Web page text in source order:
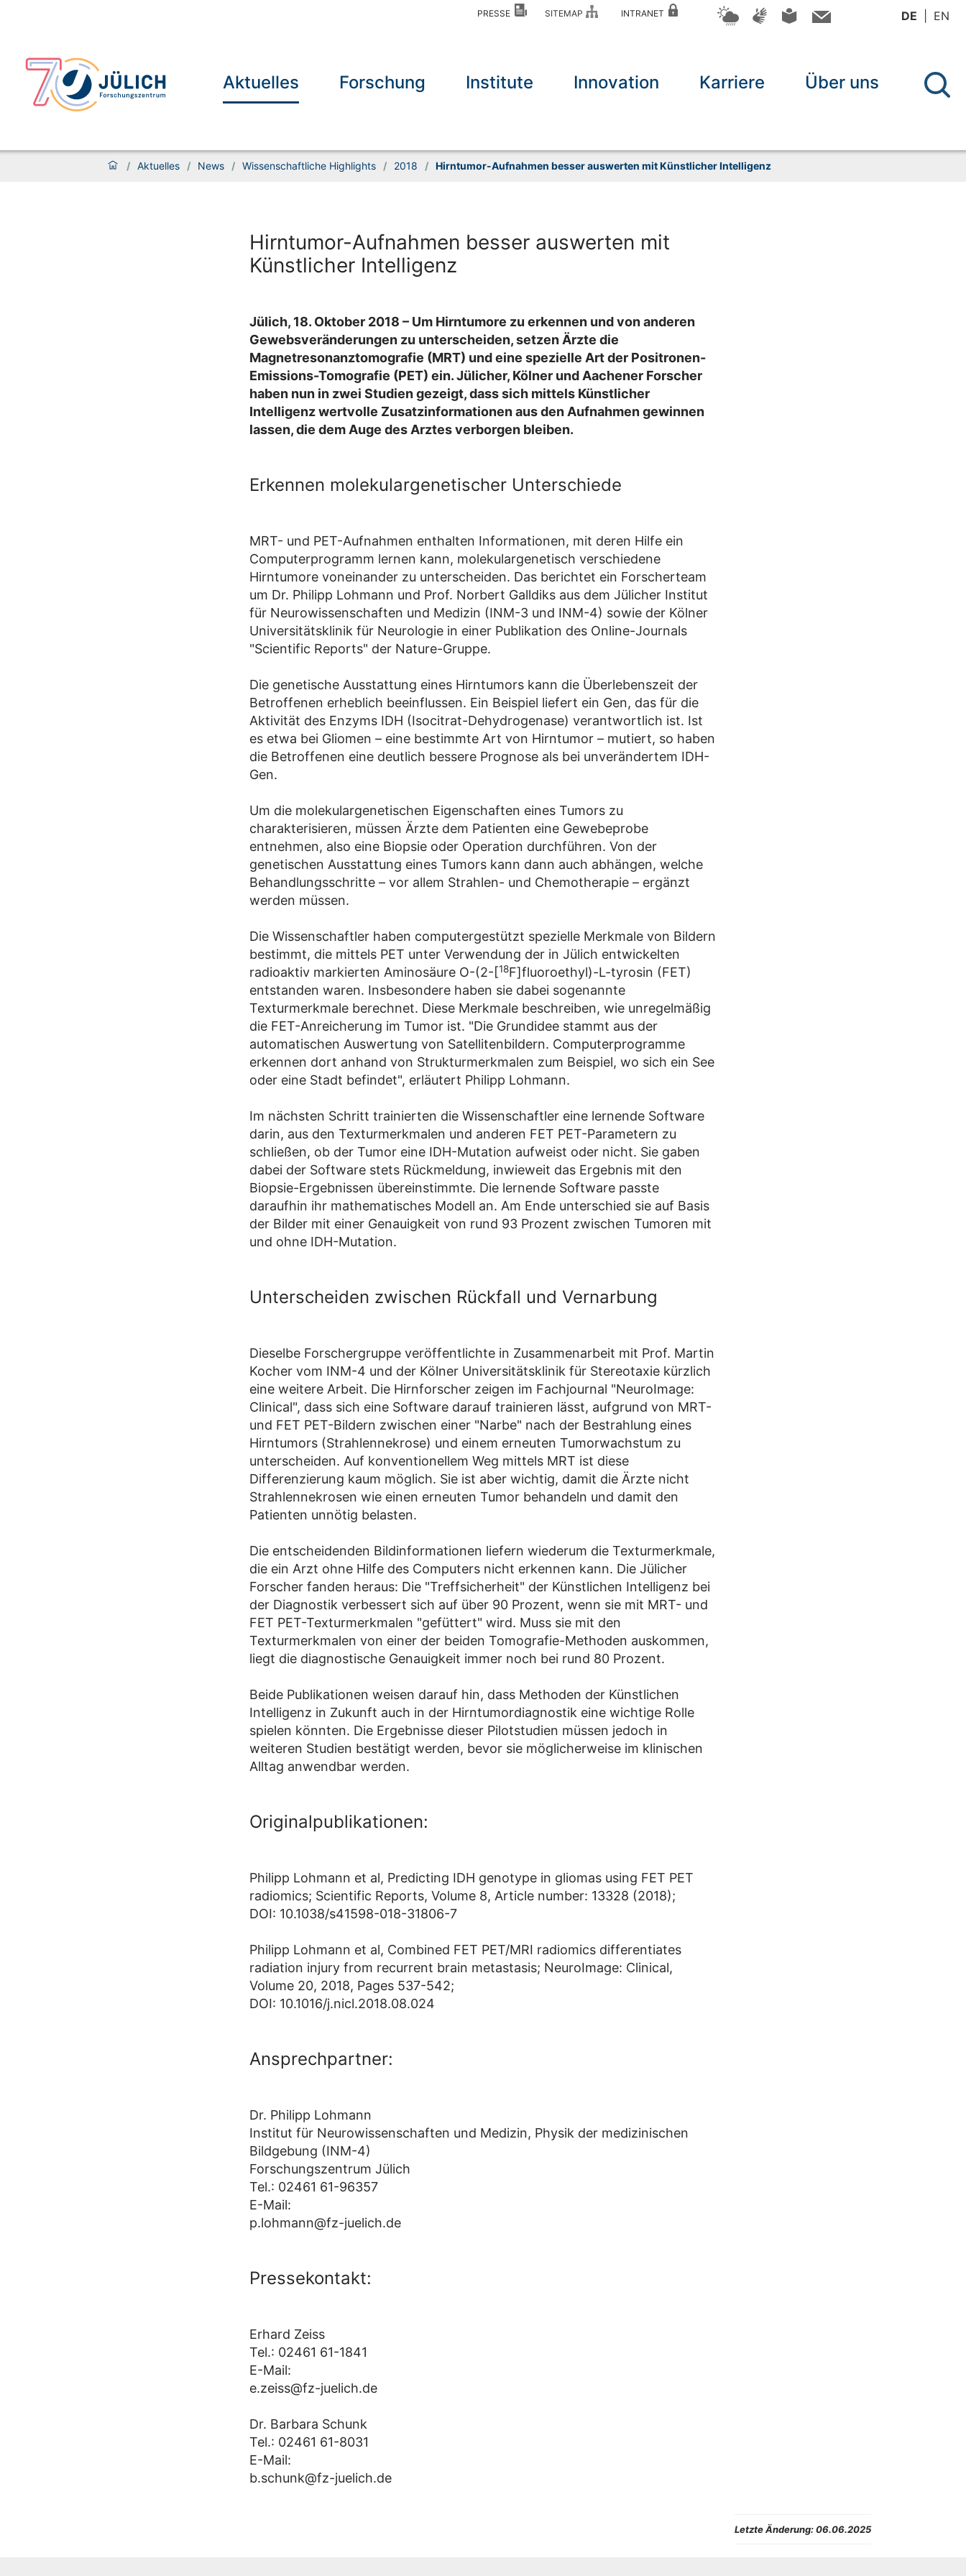
PRESSE SITEMAP INTRANET DE EN
Aktuelles Forschung Institute Innovation Karriere Über uns
/ Aktuelles / News / Wissenschaftliche Highlights / 2018 / Hirntumor-Aufnahmen besser auswerten mit Künstlicher Intelligenz
Hirntumor-Aufnahmen besser auswerten mit
Künstlicher Intelligenz
Jülich, 18. Oktober 2018 – Um Hirntumore zu erkennen und von anderen
Gewebsveränderungen zu unterscheiden, setzen Ärzte die
Magnetresonanztomografie (MRT) und eine spezielle Art der Positronen-
Emissions-Tomografie (PET) ein. Jülicher, Kölner und Aachener Forscher
haben nun in zwei Studien gezeigt, dass sich mittels Künstlicher
Intelligenz wertvolle Zusatzinformationen aus den Aufnahmen gewinnen
lassen, die dem Auge des Arztes verborgen bleiben.
Erkennen molekulargenetischer Unterschiede
MRT- und PET-Aufnahmen enthalten Informationen, mit deren Hilfe ein
Computerprogramm lernen kann, molekulargenetisch verschiedene
Hirntumore voneinander zu unterscheiden. Das berichtet ein Forscherteam
um Dr. Philipp Lohmann und Prof. Norbert Galldiks aus dem Jülicher Institut
für Neurowissenschaften und Medizin (INM-3 und INM-4) sowie der Kölner
Universitätsklinik für Neurologie in einer Publikation des Online-Journals
"Scientific Reports" der Nature-Gruppe.
Die genetische Ausstattung eines Hirntumors kann die Überlebenszeit der
Betroffenen erheblich beeinflussen. Ein Beispiel liefert ein Gen, das für die
Aktivität des Enzyms IDH (Isocitrat-Dehydrogenase) verantwortlich ist. Ist
es etwa bei Gliomen – eine bestimmte Art von Hirntumor – mutiert, so haben
die Betroffenen eine deutlich bessere Prognose als bei unverändertem IDH-
Gen.
Um die molekulargenetischen Eigenschaften eines Tumors zu
charakterisieren, müssen Ärzte dem Patienten eine Gewebeprobe
entnehmen, also eine Biopsie oder Operation durchführen. Von der
genetischen Ausstattung eines Tumors kann dann auch abhängen, welche
Behandlungsschritte – vor allem Strahlen- und Chemotherapie – ergänzt
werden müssen.
Die Wissenschaftler haben computergestützt spezielle Merkmale von Bildern
bestimmt, die mittels PET unter Verwendung der in Jülich entwickelten
radioaktiv markierten Aminosäure O-(2-[18F]fluoroethyl)-L-tyrosin (FET)
entstanden waren. Insbesondere haben sie dabei sogenannte
Texturmerkmale berechnet. Diese Merkmale beschreiben, wie unregelmäßig
die FET-Anreicherung im Tumor ist. "Die Grundidee stammt aus der
automatischen Auswertung von Satellitenbildern. Computerprogramme
erkennen dort anhand von Strukturmerkmalen zum Beispiel, wo sich ein See
oder eine Stadt befindet", erläutert Philipp Lohmann.
Im nächsten Schritt trainierten die Wissenschaftler eine lernende Software
darin, aus den Texturmerkmalen und anderen FET PET-Parametern zu
schließen, ob der Tumor eine IDH-Mutation aufweist oder nicht. Sie gaben
dabei der Software stets Rückmeldung, inwieweit das Ergebnis mit den
Biopsie-Ergebnissen übereinstimmte. Die lernende Software passte
daraufhin ihr mathematisches Modell an. Am Ende unterschied sie auf Basis
der Bilder mit einer Genauigkeit von rund 93 Prozent zwischen Tumoren mit
und ohne IDH-Mutation.
Unterscheiden zwischen Rückfall und Vernarbung
Dieselbe Forschergruppe veröffentlichte in Zusammenarbeit mit Prof. Martin
Kocher vom INM-4 und der Kölner Universitätsklinik für Stereotaxie kürzlich
eine weitere Arbeit. Die Hirnforscher zeigen im Fachjournal "NeuroImage:
Clinical", dass sich eine Software darauf trainieren lässt, aufgrund von MRT-
und FET PET-Bildern zwischen einer "Narbe" nach der Bestrahlung eines
Hirntumors (Strahlennekrose) und einem erneuten Tumorwachstum zu
unterscheiden. Auf konventionellem Weg mittels MRT ist diese
Differenzierung kaum möglich. Sie ist aber wichtig, damit die Ärzte nicht
Strahlennekrosen wie einen erneuten Tumor behandeln und damit den
Patienten unnötig belasten.
Die entscheidenden Bildinformationen liefern wiederum die Texturmerkmale,
die ein Arzt ohne Hilfe des Computers nicht erkennen kann. Die Jülicher
Forscher fanden heraus: Die "Treffsicherheit" der Künstlichen Intelligenz bei
der Diagnostik verbessert sich auf über 90 Prozent, wenn sie mit MRT- und
FET PET-Texturmerkmalen "gefüttert" wird. Muss sie mit den
Texturmerkmalen von einer der beiden Tomografie-Methoden auskommen,
liegt die diagnostische Genauigkeit immer noch bei rund 80 Prozent.
Beide Publikationen weisen darauf hin, dass Methoden der Künstlichen
Intelligenz in Zukunft auch in der Hirntumordiagnostik eine wichtige Rolle
spielen könnten. Die Ergebnisse dieser Pilotstudien müssen jedoch in
weiteren Studien bestätigt werden, bevor sie möglicherweise im klinischen
Alltag anwendbar werden.
Originalpublikationen:
Philipp Lohmann et al, Predicting IDH genotype in gliomas using FET PET
radiomics; Scientific Reports, Volume 8, Article number: 13328 (2018);
DOI: 10.1038/s41598-018-31806-7
Philipp Lohmann et al, Combined FET PET/MRI radiomics differentiates
radiation injury from recurrent brain metastasis; NeuroImage: Clinical,
Volume 20, 2018, Pages 537-542;
DOI: 10.1016/j.nicl.2018.08.024
Ansprechpartner:
Dr. Philipp Lohmann
Institut für Neurowissenschaften und Medizin, Physik der medizinischen
Bildgebung (INM-4)
Forschungszentrum Jülich
Tel.: 02461 61-96357
E-Mail:
p.lohmann@fz-juelich.de
Pressekontakt:
Erhard Zeiss
Tel.: 02461 61-1841
E-Mail:
e.zeiss@fz-juelich.de
Dr. Barbara Schunk
Tel.: 02461 61-8031
E-Mail:
b.schunk@fz-juelich.de
Letzte Änderung: 06.06.2025